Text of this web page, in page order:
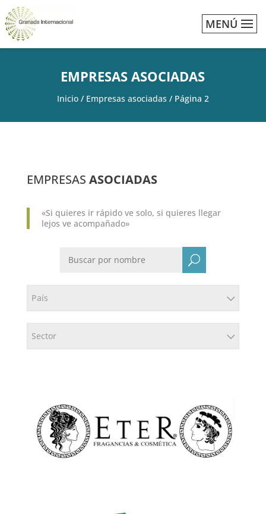
MENÚ
EMPRESAS ASOCIADAS
Inicio/ Empresas asociadas / Página 2
EMPRESAS ASOCIADAS
«Si quieres ir rápido ve solo, si quieres llegar
lejos ve acompañado»
U
País
Sector